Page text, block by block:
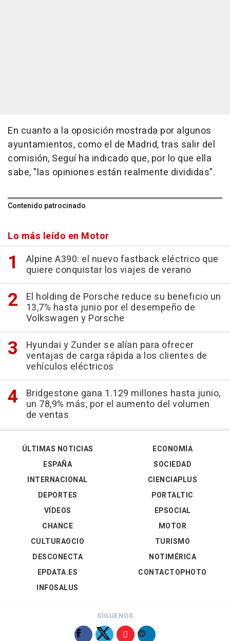
En cuanto a la oposición mostrada por algunos
ayuntamientos, como el de Madrid, tras salir del
comisión, Seguí ha indicado que, por lo que ella
sabe, "las opiniones están realmente divididas".
Contenido patrocinado
Lo más leído en Motor
Alpine A390: el nuevo fastback eléctrico que
quiere conquistar los viajes de verano
El holding de Porsche reduce su beneficio un
13,7% hasta junio por el desempeño de
Volkswagen y Porsche
Hyundai y Zunder se alían para ofrecer
ventajas de carga rápida a los clientes de
vehículos eléctricos
Bridgestone gana 1.129 millones hasta junio,
un 78,9% más, por el aumento del volumen
de ventas
ÚLTIMAS NOTICIAS
ESPAÑA
INTERNACIONAL
DEPORTES
VÍDEOS
ECONOMÍA
SOCIEDAD
CIENCIAPLUS
PORTALTIC
EPSOCIAL
CHANCE
CULTURAOCIO
DESCONECTA
EPDATA.ES
INFOSALUS
MOTOR
TURISMO
NOTIMÉRICA
CONTACTOPHOTO
SÍGUENOS